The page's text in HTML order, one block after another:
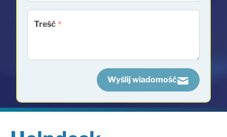
Treść
Wyślij wiadomość